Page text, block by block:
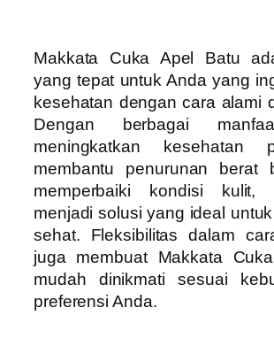
Makkata Cuka Apel Batu
yang tepat untuk Anda yang
kesehatan dengan cara alami
Dengan berbagai
meningkatkan kesehatan
membantu penurunan berat
memperbaiki kondisi kulit,
menjadi solusi yang ideal
sehat. Fleksibilitas dalam
juga membuat Makkata
mudah dinikmati sesuai
preferensi Anda.